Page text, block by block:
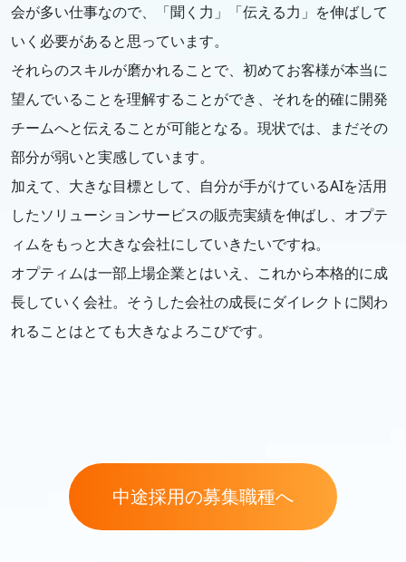
会が多い仕事なので、「聞く力」「伝える力」を伸ばして
いく必要があると思っています。
それらのスキルが磨かれることで、初めてお客様が本当に
望んでいることを理解することができ、それを的確に開発
チームへと伝えることが可能となる。現状では、まだその
部分が弱いと実感しています。
加えて、大きな目標として、自分が手がけているAIを活用
したソリューションサービスの販売実績を伸ばし、オプテ
ィムをもっと大きな会社にしていきたいですね。
オプティムは一部上場企業とはいえ、これから本格的に成
長していく会社。そうした会社の成長にダイレクトに関わ
れることはとても大きなよろこびです。
中途採用の募集職種へ